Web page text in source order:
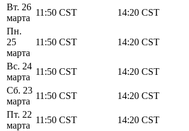
Вт. 26
марта
11:50 CST 14:20 CST
Пн.
25
марта
11:50 CST 14:20 CST
Вс. 24
марта
11:50 CST 14:20 CST
Сб. 23
марта
11:50 CST 14:20 CST
Пт. 22
марта
11:50 CST 14:20 CST